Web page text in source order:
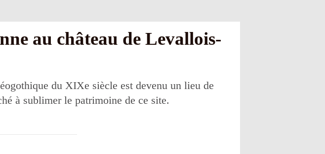
au château de Levallois-
du XIXe siècle est devenu un lieu de
à sublimer le patrimoine de ce site.